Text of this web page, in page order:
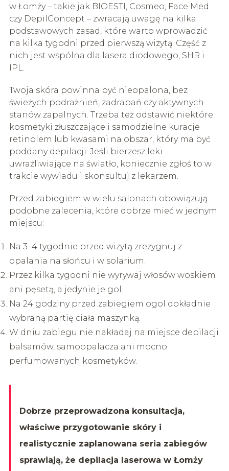
w Łomży – takie jak BIOESTI, Cosmeo, Face Med
czy DepilConcept – zwracają uwagę na kilka
podstawowych zasad, które warto wprowadzić
na kilka tygodni przed pierwszą wizytą. Część z
nich jest wspólna dla lasera diodowego, SHR i
IPL.
Twoja skóra powinna być nieopalona, bez
świeżych podrażnień, zadrapań czy aktywnych
stanów zapalnych. Trzeba też odstawić niektóre
kosmetyki złuszczające i samodzielne kuracje
retinolem lub kwasami na obszar, który ma być
poddany depilacji. Jeśli bierzesz leki
uwrażliwiające na światło, koniecznie zgłoś to w
trakcie wywiadu i skonsultuj z lekarzem.
Przed zabiegiem w wielu salonach obowiązują
podobne zalecenia, które dobrze mieć w jednym
miejscu:
Na 3–4 tygodnie przed wizytą zrezygnuj z
opalania na słońcu i w solarium.
Przez kilka tygodni nie wyrywaj włosów woskiem
ani pęsetą, a jedynie je gol.
Na 24 godziny przed zabiegiem ogol dokładnie
wybraną partię ciała maszynką.
W dniu zabiegu nie nakładaj na miejsce depilacji
balsamów, samoopalacza ani mocno
perfumowanych kosmetyków.
Dobrze przeprowadzona konsultacja,
właściwe przygotowanie skóry i
realistycznie zaplanowana seria zabiegów
sprawiają, że depilacja laserowa w Łomży